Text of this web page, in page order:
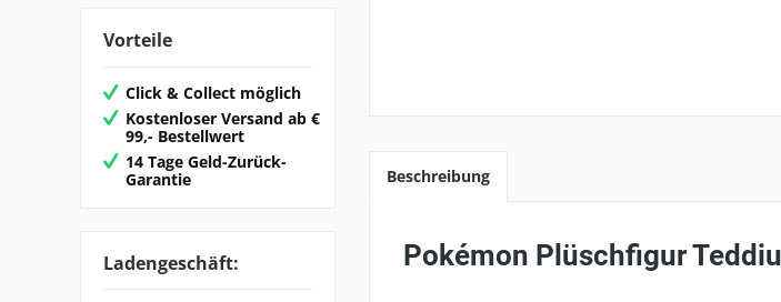
Vorteile
Click & Collect möglich
Kostenloser Versand ab €
99,- Bestellwert
14 Tage Geld-Zurück-
Garantie
Ladengeschäft:
Beschreibung
Pokémon Plüschfigur